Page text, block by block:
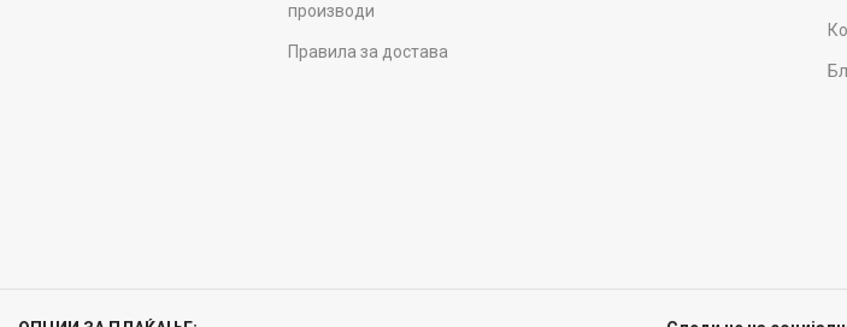
производи
Правила за достава